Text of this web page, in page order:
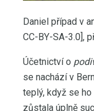
Daniel případ v
CC-BY-SA-3.0],
Účetnictví o
se nachází v
teplý, když se
zůstala úplně